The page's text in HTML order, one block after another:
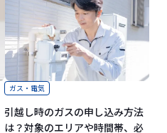
ガス・電気
引越し時のガスの申し込み方法
は？対象のエリアや時間帯、必